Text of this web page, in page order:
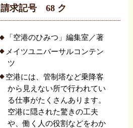
請求記号 68 ク
「空港のひみつ」編集室／著
メイツユニバーサルコンテン
ツ
空港には、管制塔など乗降客
から見えない所で行われてい
る仕事がたくさんあります。
空港に隠された驚きの工夫
や、働く人の役割などをわか